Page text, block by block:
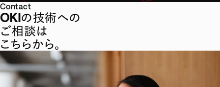
Contact
OKIの技術への
ご相談は
こちらから。